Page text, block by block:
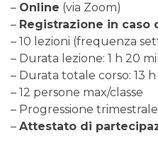
– Online (via Zoom)
– Registrazione in caso
– 10 lezioni (frequenza
– Durata lezione: 1 h 20
– Durata totale corso: 13
– 12 persone max/classe
– Progressione trimestrale
– Attestato di